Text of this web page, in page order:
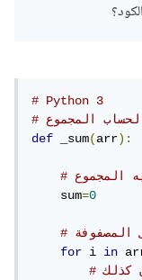
# Python 3
def
_sum(arr):
    sum
=0
المصفوفة
for i in